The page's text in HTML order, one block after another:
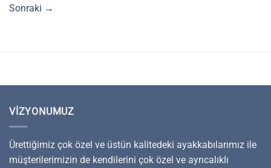
Sonraki →
VIZYONUMUZ
Ürettiğimiz çok özel ve üstün kalitedeki ayakkabılarımız ile
müşterilerimizin de kendilerini çok özel ve ayrıcalıklı